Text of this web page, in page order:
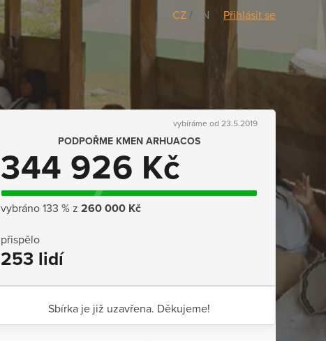
CZ / EN Přihlásit se
vybíráme od 23.5.2019
PODPOŘME KMEN ARHUACOS
344 926 Kč
vybráno 133 % z 260 000 Kč
přispělo
253 lidí
Sbírka je již uzavřena. Děkujeme!